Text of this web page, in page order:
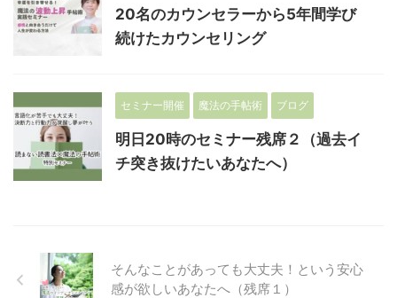
20名のカウンセラーから5年間学び
続けたカウンセリング
セミナー開催 魔法の手帖術 ブログ
明日20時のセミナー残席２（過去イ
チ突き抜けたいあなたへ）
そんなことがあっても大丈夫！という安心
感が欲しいあなたへ（残席１）